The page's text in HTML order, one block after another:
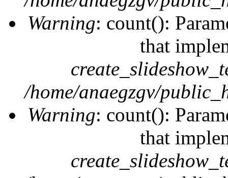
Warning: count():
that
/home/anaegzgv/
Warning: count():
that